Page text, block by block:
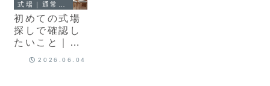
初めての式場
探しで確認し
たいこと｜費
2026.06.04